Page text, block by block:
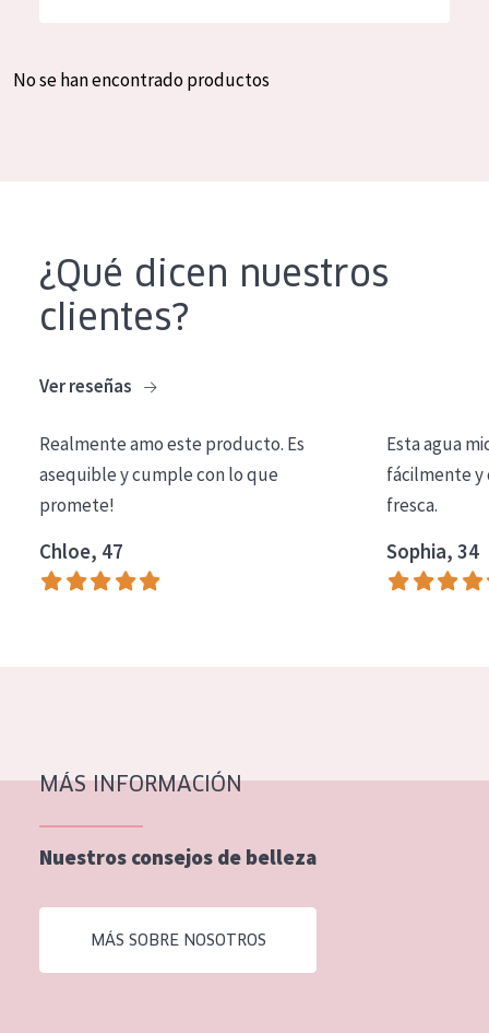
Crema de día
Crema de noche
Limpieza
COLECCIÓN
Essentials
Lift+
Piel normal y seca
Piel mixata o grasa
Piel madura
Piel expuesta al sol
Piel menopáusica
Spanish
No se han encontrado productos
¿Qué dicen nuestros
clientes?
Ver reseñas
Realmente amo este producto. Es
asequible y cumple con lo que
promete!
Chloe, 47
Esta agua
fácilmente y
fresca.
Sophia, 34
MÁS INFORMACIÓN
Nuestros consejos de belleza
MÁS SOBRE NOSOTROS